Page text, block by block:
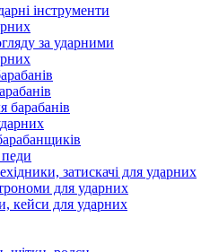
інструменти
за ударними
барабанів
затискачі для ударних
для ударних
кейси для ударних